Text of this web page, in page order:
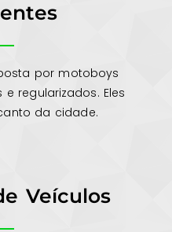
por motoboys
regularizados. Eles
da cidade.
Veículos